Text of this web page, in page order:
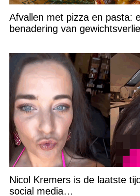
Afvallen met pizza en pasta:
benadering van
Nicol Kremers is de laatste
social media…